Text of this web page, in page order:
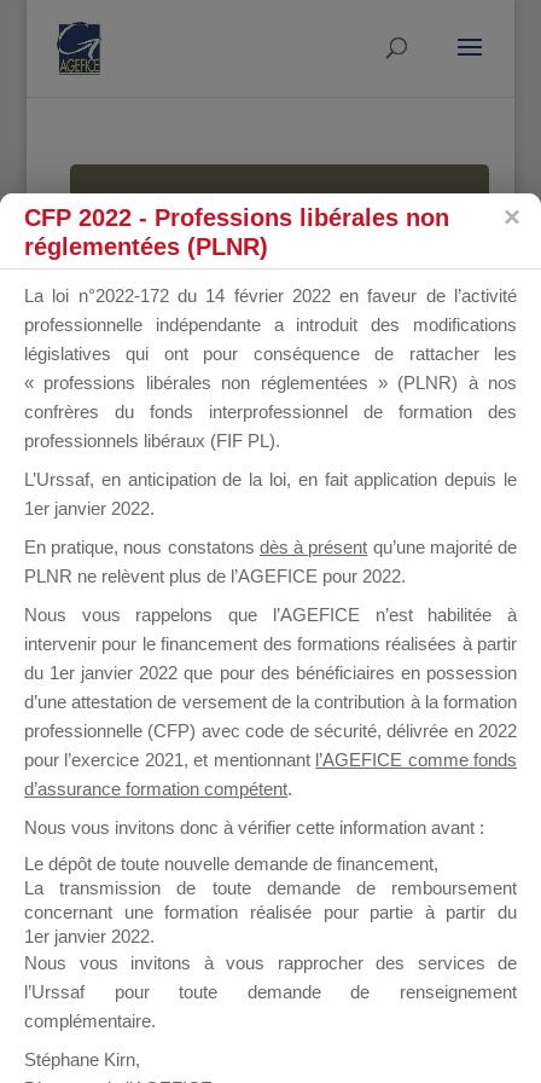
MALLETTE
DU
DIRIGEANT
Groupe Public
il y a un mois
Ce groupe est destiné aux Organismes de
Formation qui souhaitent répondre à l’Appel à
Propositions Mallette du Dirigeant.
sur lequel il est possible de laisser un message
ou poser une question.
NB : Il est nécessaire d’être
pouvoir rejoindre ce groupe
CFP 2022 - Professions libérales non
réglementées (PLNR)
La loi n°2022-172 du 14 février 2022 en faveur de l’activité
professionnelle indépendante a introduit des modifications
législatives qui ont pour conséquence de rattacher les
« professions libérales non réglementées » (PLNR) à nos
confrères du fonds interprofessionnel de formation des
professionnels libéraux (FIF PL).
L’Urssaf, en anticipation de la loi, en fait application depuis le
1er janvier 2022.
En pratique, nous constatons dès à présent qu’une majorité de
PLNR ne relèvent plus de l’AGEFICE pour 2022.
Nous vous rappelons que l’AGEFICE n’est habilitée à
intervenir pour le financement des formations réalisées à partir
du 1er janvier 2022 que pour des bénéficiaires en possession
d’une attestation de versement de la contribution à la formation
professionnelle (CFP) avec code de sécurité, délivrée en 2022
pour l’exercice 2021, et mentionnant l’AGEFICE comme fonds
d’assurance formation compétent.
Nous vous invitons donc à vérifier cette information avant :
Le dépôt de toute nouvelle demande de financement,
La transmission de toute demande de remboursement
concernant une formation réalisée pour partie à partir du
1er janvier 2022.
Nous vous invitons à vous rapprocher des services de
l’Urssaf pour toute demande de renseignement
complémentaire.
Stéphane Kirn,